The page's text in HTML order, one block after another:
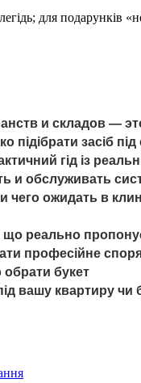
для подарунків
и складов —
засіб під
гід із
и обслуживать
чего ожидать в
що реально
професійне
обрати букет
вашу квартиру чи